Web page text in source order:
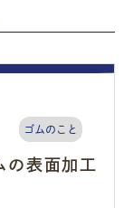
ゴムのこと
表面加工